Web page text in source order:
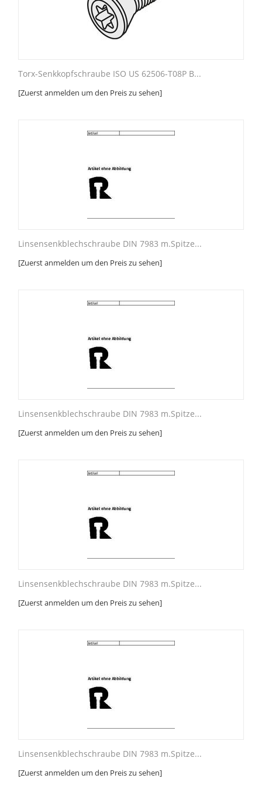
Torx-Senkkopfschraube ISO US 62506-T08P B...
[Zuerst anmelden um den Preis zu sehen]
Linsensenkblechschraube DIN 7983 m.Spitze...
[Zuerst anmelden um den Preis zu sehen]
Linsensenkblechschraube DIN 7983 m.Spitze...
[Zuerst anmelden um den Preis zu sehen]
Linsensenkblechschraube DIN 7983 m.Spitze...
[Zuerst anmelden um den Preis zu sehen]
Linsensenkblechschraube DIN 7983 m.Spitze...
[Zuerst anmelden um den Preis zu sehen]